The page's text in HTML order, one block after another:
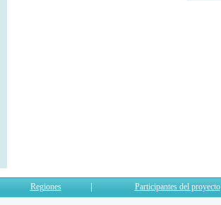
Regiones Participantes del proyecto